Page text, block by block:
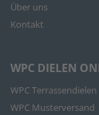
Über uns
Kontakt
WPC DIELEN
WPC Terrassendielen
WPC Musterversand